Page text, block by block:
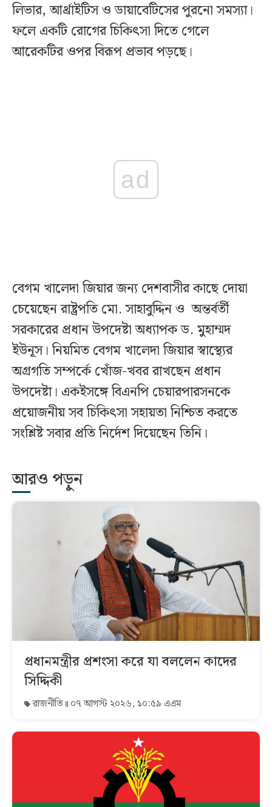
লিভার, আর্থ্রাইটিস ও ডায়াবেটিসের পুরনো সমস্যা।
ফলে একটি রোগের চিকিৎসা দিতে গেলে
আরেকটির ওপর বিরূপ প্রভাব পড়ছে।
ad
বেগম খালেদা জিয়ার জন্য দেশবাসীর কাছে দোয়া
চেয়েছেন রাষ্ট্রপতি মো. সাহাবুদ্দিন ও অন্তর্বর্তী
সরকারের প্রধান উপদেষ্টা অধ্যাপক ড. মুহাম্মদ
ইউনূস। নিয়মিত বেগম খালেদা জিয়ার স্বাস্থ্যের
অগ্রগতি সম্পর্কে খোঁজ-খবর রাখছেন প্রধান
উপদেষ্টা। একইসঙ্গে বিএনপি চেয়ারপারসনকে
প্রয়োজনীয় সব চিকিৎসা সহায়তা নিশ্চিত করতে
সংশ্লিষ্ট সবার প্রতি নির্দেশ দিয়েছেন তিনি।
আরও পড়ুন
প্রধানমন্ত্রীর প্রশংসা করে যা বললেন কাদের
সিদ্দিকী
রাজনীতি ০৭ আগস্ট ২০২৬, ১০:৫৯ এএম